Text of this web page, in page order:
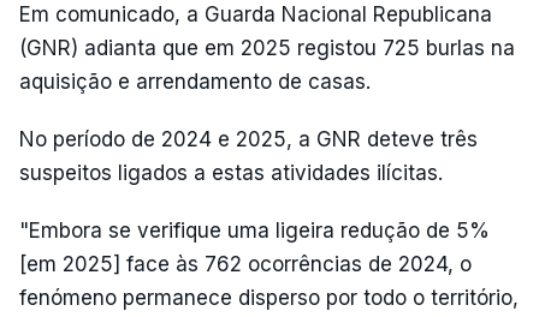
Em comunicado, a Guarda Nacional Republicana
(GNR) adianta que em 2025 registou 725 burlas na
aquisição e arrendamento de casas.
No período de 2024 e 2025, a GNR deteve três
suspeitos ligados a estas atividades ilícitas.
"Embora se verifique uma ligeira redução de 5%
[em 2025] face às 762 ocorrências de 2024, o
fenómeno permanece disperso por todo o território,